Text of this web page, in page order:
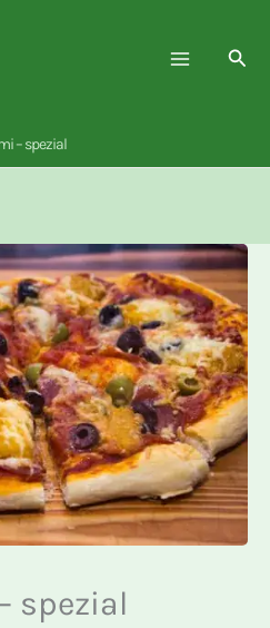
– spezial
spezial